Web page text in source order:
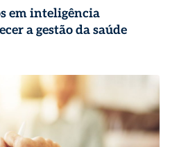
em inteligência
a gestão da saúde